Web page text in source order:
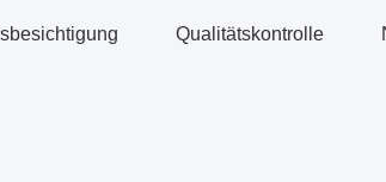
Qualitätskontrolle